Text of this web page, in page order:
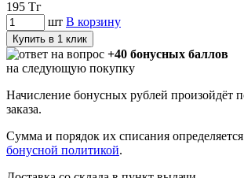
195 Тг
шт В корзину
Купить в 1 клик
+40 бонусных баллов
на следующую покупку
Начисление бонусных рублей произойдёт
заказа.
Сумма и порядок их списания
бонусной политикой.